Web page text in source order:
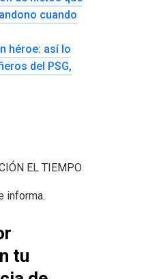
cuando
héroe: así lo
del PSG,
EL TIEMPO
informa.
tu